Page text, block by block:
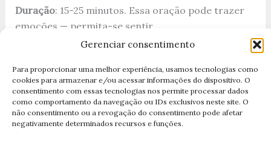
Gerenciar consentimento
Para proporcionar uma melhor experiência, usamos tecnologias como
cookies para armazenar e/ou acessar informações do dispositivo. O
consentimento com essas tecnologias nos permite processar dados
como comportamento da navegação ou IDs exclusivos neste site. O
não consentimento ou a revogação do consentimento pode afetar
negativamente determinados recursos e funções.
Duração: 15-25 minutos. Essa oração pode trazer
emoções — permita-se sentir.
Pode ser sozinho, mas recomenda-se que após a
oração, se possível, você
tome uma atitude — um telefonema, uma
mensagem, uma conversa para